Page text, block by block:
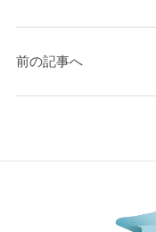
前の記事へ